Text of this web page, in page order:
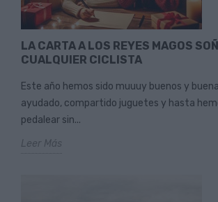
LA CARTA A LOS REYES MAGOS
CUALQUIER CICLISTA
Este año hemos sido muuuy buenos y
ayudado, compartido juguetes y hasta
pedalear sin...
Leer Más